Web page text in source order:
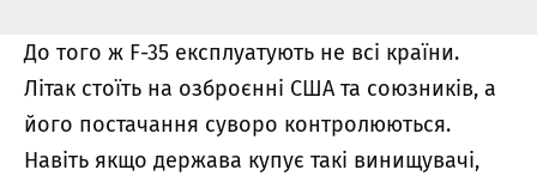
До того ж F-35 експлуатують не всі країни.
Літак стоїть на озброєнні США та союзників, а
його постачання суворо контролюються.
Навіть якщо держава купує такі винищувачі,